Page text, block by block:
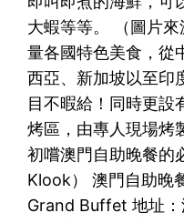
大蝦等等。 （圖片
量各國特色美食，從
西亞、新加坡以至印
目不暇給！同時更設
烤區，由專人現場烤
初嚐澳門自助晚餐的
Klook） 澳門自助晚
Grand Buffet 地址